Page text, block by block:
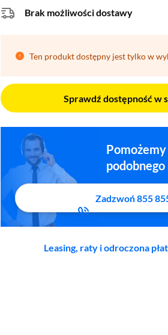
Brak możliwości dostawy
Ten produkt dostępny jest tylko w
Sprawdź dostępność w
Zadzwoń 855
Leasing, raty i odroczona